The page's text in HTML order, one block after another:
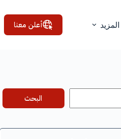
المزيد أعلن معنا
البحث